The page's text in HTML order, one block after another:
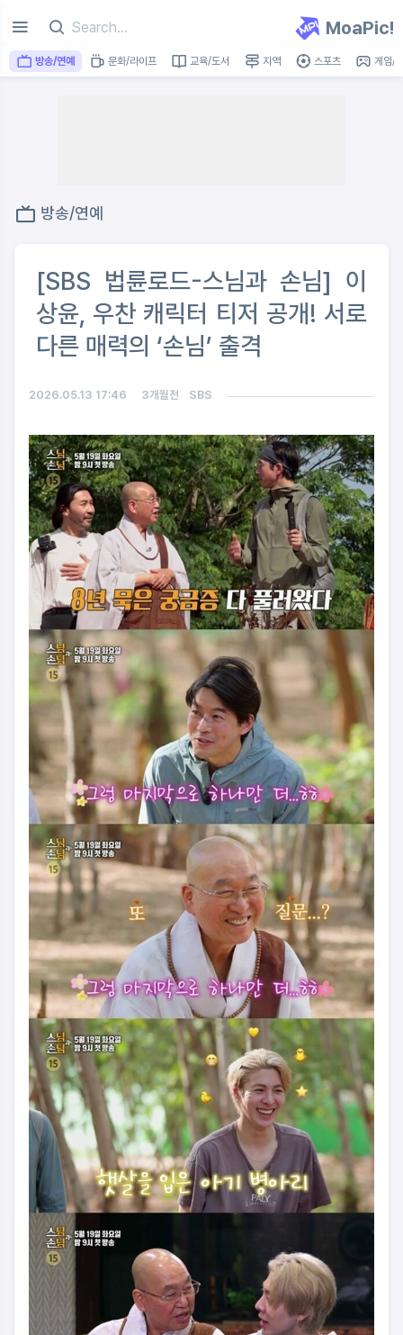
MoaPic!
방송/연예 문화/라이프 교육/도서 지역 스포츠 게임/
방송/연예
[SBS 법륜로드-스님과 손님] 이
상윤, 우찬 캐릭터 티저 공개! 서로
다른 매력의 ‘손님’ 출격
2026.05.13 17:46 3개월전 SBS